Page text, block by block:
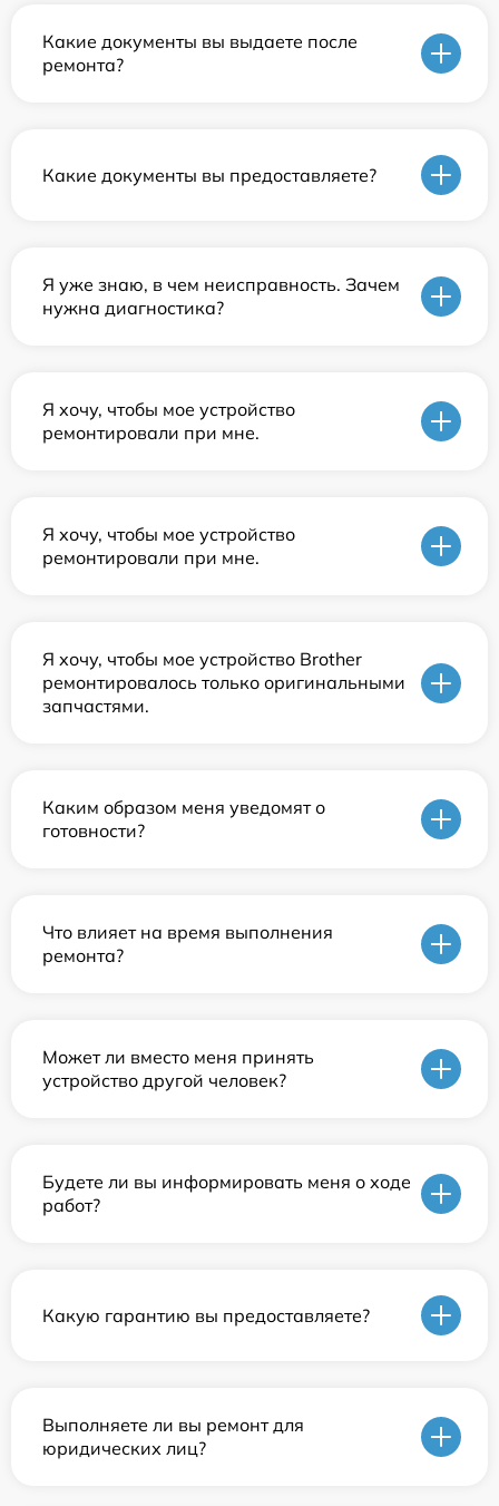
Какие документы вы выдаете после
ремонта?
Какие документы вы предоставляете?
Я уже знаю, в чем неисправность. Зачем
нужна диагностика?
Я хочу, чтобы мое устройство
ремонтировали при мне.
Я хочу, чтобы мое устройство
ремонтировали при мне.
Я хочу, чтобы мое устройство Brother
ремонтировалось только оригинальными
запчастями.
Каким образом меня уведомят о
готовности?
Что влияет на время выполнения
ремонта?
Может ли вместо меня принять
устройство другой человек?
Будете ли вы информировать меня о ходе
работ?
Какую гарантию вы предоставляете?
Выполняете ли вы ремонт для
юридических лиц?